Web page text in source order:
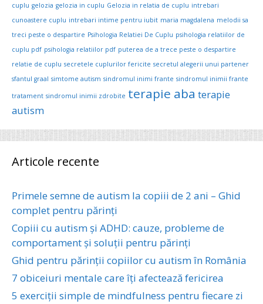
cuplu gelozia gelozia in cuplu Gelozia in relatia de cuplu intrebari
cunoastere cuplu intrebari intime pentru iubit maria magdalena melodii sa
treci peste o despartire Psihologia Relatiei De Cuplu psihologia relatiilor de
cuplu pdf psihologia relatiilor pdf puterea de a trece peste o despartire
relatie de cuplu secretele cuplurilor fericite secretul alegerii unui partener
sfantul graal simtome autism sindromul inimi frante sindromul inimii frante
tratament sindromul inimii zdrobite terapie aba terapie
autism
Articole recente
Primele semne de autism la copiii de 2 ani – Ghid
complet pentru părinți
Copiii cu autism și ADHD: cauze, probleme de
comportament și soluții pentru părinți
Ghid pentru părinții copiilor cu autism în România
7 obiceiuri mentale care îți afectează fericirea
5 exerciții simple de mindfulness pentru fiecare zi